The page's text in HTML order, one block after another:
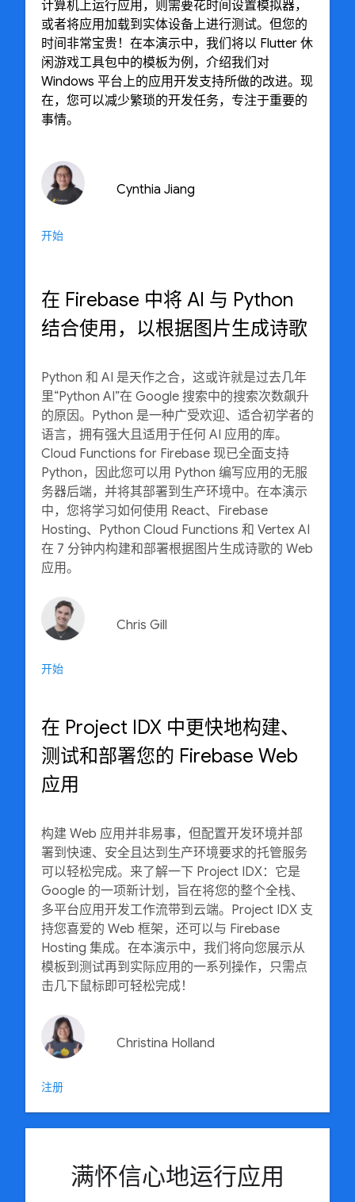
计算机上运行应用，则需要花时间设置模拟器，
或者将应用加载到实体设备上进行测试。但您的
时间非常宝贵！在本演示中，我们将以 Flutter 休
闲游戏工具包中的模板为例，介绍我们对
Windows 平台上的应用开发支持所做的改进。现
在，您可以减少繁琐的开发任务，专注于重要的
事情。
Cynthia Jiang
开始
在 Firebase 中将 AI 与 Python
结合使用，以根据图片生成诗歌
Python 和 AI 是天作之合，这或许就是过去几年
里“Python AI”在 Google 搜索中的搜索次数飙升
的原因。Python 是一种广受欢迎、适合初学者的
语言，拥有强大且适用于任何 AI 应用的库。
Cloud Functions for Firebase 现已全面支持
Python，因此您可以用 Python 编写应用的无服
务器后端，并将其部署到生产环境中。在本演示
中，您将学习如何使用 React、Firebase
Hosting、Python Cloud Functions 和 Vertex AI
在 7 分钟内构建和部署根据图片生成诗歌的 Web
应用。
Chris Gill
开始
在 Project IDX 中更快地构建、
测试和部署您的 Firebase Web
应用
构建 Web 应用并非易事，但配置开发环境并部
署到快速、安全且达到生产环境要求的托管服务
可以轻松完成。来了解一下 Project IDX：它是
Google 的一项新计划，旨在将您的整个全栈、
多平台应用开发工作流带到云端。Project IDX 支
持您喜爱的 Web 框架，还可以与 Firebase
Hosting 集成。在本演示中，我们将向您展示从
模板到测试再到实际应用的一系列操作，只需点
击几下鼠标即可轻松完成！
Christina Holland
注册
满怀信心地运行应用